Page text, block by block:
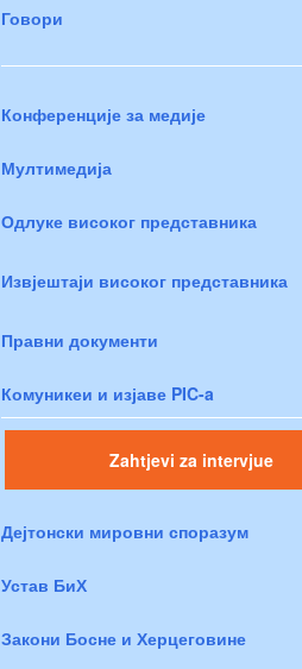
Говори
Конференције за медије
Мултимедија
Одлуке високог представника
Извјештаји високог представника
Правни документи
Комуникеи и изјаве PIC-a
Zahtjevi za intervjue
Дејтонски мировни споразум
Устав БиХ
Закони Босне и Херцеговине